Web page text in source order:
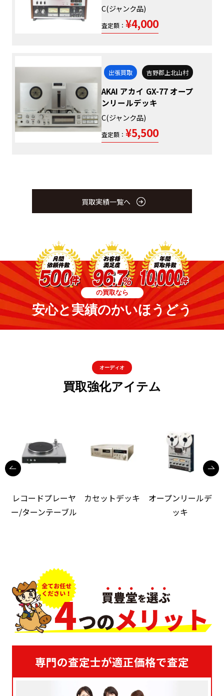
C(ジャンク品)
査定額： ¥4,000
出張買取 吉野郡上北山村
AKAI アカイ GX-77 オープ
ンリールデッキ
C(ジャンク品)
査定額： ¥5,500
買取実績一覧へ
の買取なら
安心と実績のかいほうどう
オーディオ
買取強化アイテム
レコードプレーヤ
ー/ターンテーブル
カセットデッキ
オープンリールデ
ッキ
専門の査定士が適正価格で査定